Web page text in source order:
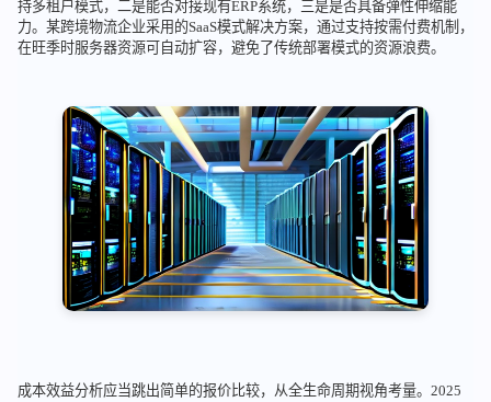
持多租户模式，二是能否对接现有ERP系统，三是是否具备弹性伸缩能
力。某跨境物流企业采用的SaaS模式解决方案，通过支持按需付费机制，
在旺季时服务器资源可自动扩容，避免了传统部署模式的资源浪费。
成本效益分析应当跳出简单的报价比较，从全生命周期视角考量。2025